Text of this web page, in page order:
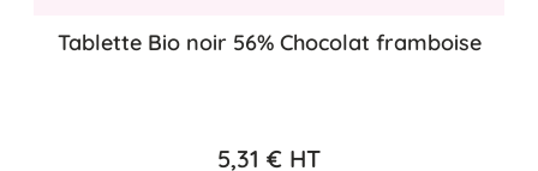
Tablette Bio noir 56% Chocolat framboise
5,31 € HT